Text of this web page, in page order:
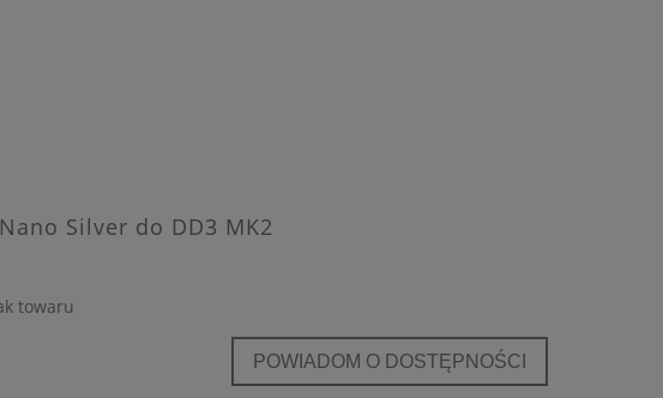
Silver do DD3 MK2
towaru
POWIADOM O DOSTĘPNOŚCI